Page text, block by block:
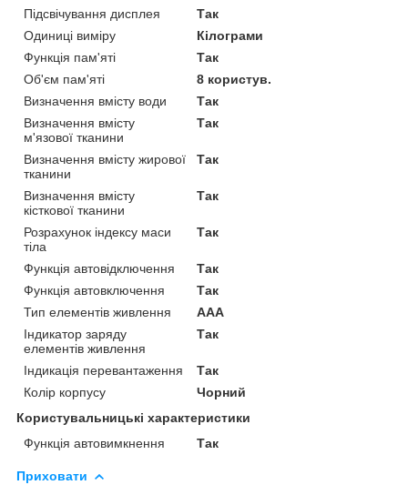
Підсвічування дисплея
Так
Одиниці виміру
Кілограми
Функція пам'яті
Так
Об'єм пам'яті
8 користув.
Визначення вмісту води
Так
Визначення вмісту
м'язової тканини
Так
Визначення вмісту жирової
тканини
Так
Визначення вмісту
кісткової тканини
Так
Розрахунок індексу маси
тіла
Так
Функція автовідключення
Так
Функція автовключення
Так
Тип елементів живлення
AAA
Індикатор заряду
елементів живлення
Так
Індикація перевантаження
Так
Колір корпусу
Чорний
Користувальницькі характеристики
Функція автовимкнення
Так
Приховати